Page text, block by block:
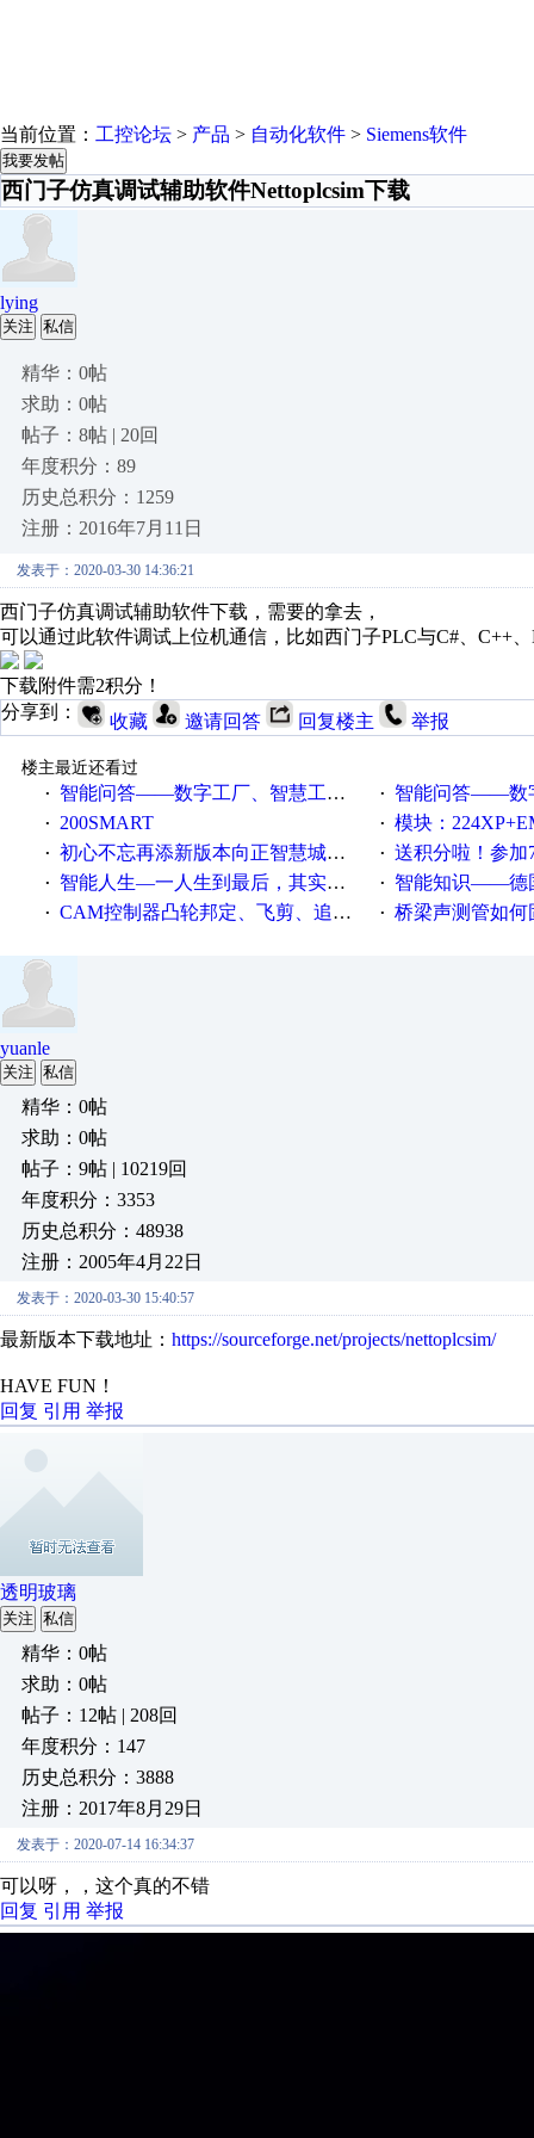
当前位置： 工控论坛 > 产品 > 自动化软件 > Siemens软件
我要发帖
西门子仿真调试辅助软件Nettoplcsim下载
lying
关注 私信
精华：0帖
求助：0帖
帖子：8帖 | 20回
年度积分：89
历史总积分：1259
注册：2016年7月11日
发表于：2020-03-30 14:36:21
西门子仿真调试辅助软件下载，需要的拿去，
可以通过此软件调试上位机通信，比如西门子PLC与C#、C++
下载附件需2积分！
分享到：
收藏 邀请回答 回复楼主 举报
楼主最近还看过
·
智能问答——数字工厂、智慧工厂和智能制造三者的区别是什么？ · 智能问答——数字化工厂与
· 200SMART · 模块：
· 初心不忘再添新版本向正智慧城市云展厅3.0版亮相 · 送积分啦！参加7月6日
· 智能人生—一人生到最后，其实拼的都是人品 · 智能知识——德国工业崛起
· CAM控制器凸轮邦定、飞剪、追剪等C功能块 · 桥梁声测管如何固
yuanle
关注 私信
精华：0帖
求助：0帖
帖子：9帖 | 10219回
年度积分：3353
历史总积分：48938
注册：2005年4月22日
发表于：2020-03-30 15:40:57
最新版本下载地址： https://sourceforge.net/projects/nettoplcsim/
HAVE FUN！
回复 引用 举报
透明玻璃
关注 私信
精华：0帖
求助：0帖
帖子：12帖 | 208回
年度积分：147
历史总积分：3888
注册：2017年8月29日
发表于：2020-07-14 16:34:37
可以呀，，这个真的不错
回复 引用 举报